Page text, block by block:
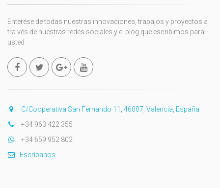
Enterése de todas nuestras innovaciones, trabajos y proyectos a
tra vés de nuestras redes sociales y el blog que escribimos para
usted
C/Cooperativa San Fernando 11, 46007, Valencia, España
+34 963 422 355
+34 659 952 802
Escríbanos